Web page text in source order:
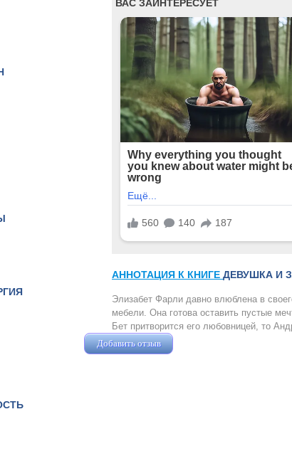
АННОТАЦИЯ К КНИГЕ ДЕВУШКА И
Элизабет Фарли давно влюблена в
мебели. Она готова оставить пустые
Бет притворится его любовницей, то
Добавить отзыв